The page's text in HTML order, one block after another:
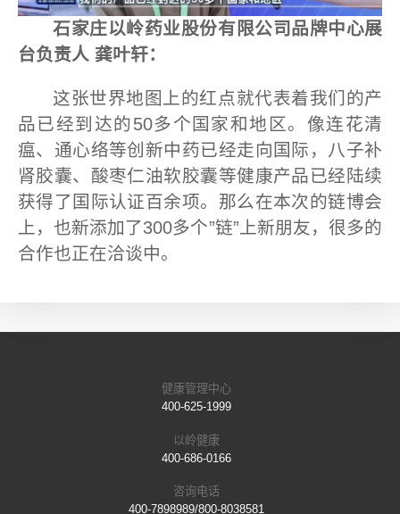
石家庄以岭药业股份有限公司品牌中心展
台负责人 龚叶轩：
这张世界地图上的红点就代表着我们的产
品已经到达的50多个国家和地区。像连花清
瘟、通心络等创新中药已经走向国际，八子补
肾胶囊、酸枣仁油软胶囊等健康产品已经陆续
获得了国际认证百余项。那么在本次的链博会
上，也新添加了300多个”链”上新朋友，很多的
合作也正在洽谈中。
健康管理中心
400-625-1999
以岭健康
400-686-0166
咨询电话
400-7898989/800-8038581